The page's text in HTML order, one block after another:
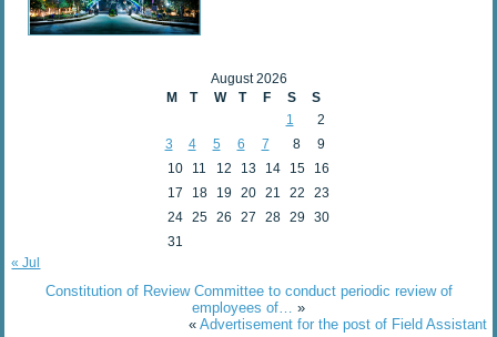
August 2026
M
T W T F S
S
1
2
3
4 5 6 7 8
9
10
11 12 13 14 15
16
17
18 19 20 21 22
23
24 25 26 27 28 29
30
31
« Jul
Constitution of Review Committee to conduct periodic review of
employees of…
»
« Advertisement for the post of Field Assistant